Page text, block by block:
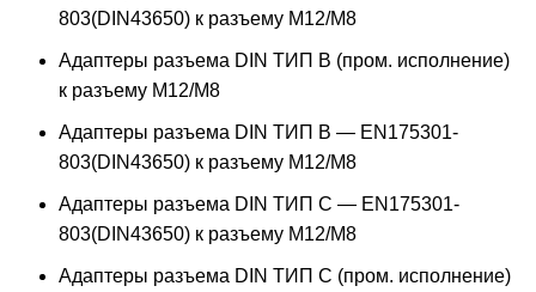
803(DIN43650) к разъему M12/M8
Адаптеры разъема DIN ТИП B (пром. исполнение)
к разъему M12/M8
Адаптеры разъема DIN ТИП B — EN175301-
803(DIN43650) к разъему M12/M8
Адаптеры разъема DIN ТИП C — EN175301-
803(DIN43650) к разъему M12/M8
Адаптеры разъема DIN ТИП C (пром. исполнение)